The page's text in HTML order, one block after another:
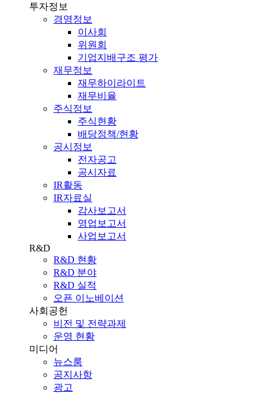
투자정보
경영정보
이사회
위원회
기업지배구조 평가
재무정보
재무하이라이트
재무비율
주식정보
주식현황
배당정책/현황
공시정보
전자공고
공시자료
IR활동
IR자료실
감사보고서
영업보고서
사업보고서
R&D
R&D 현황
R&D 분야
R&D 실적
오픈 이노베이션
사회공헌
비전 및 전략과제
운영 현황
미디어
뉴스룸
공지사항
광고